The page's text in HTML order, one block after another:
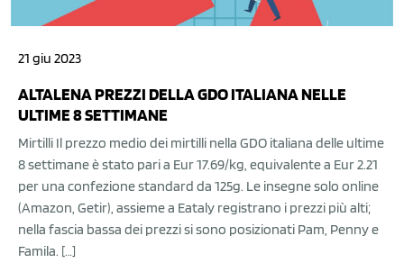
21 giu 2023
ALTALENA PREZZI DELLA GDO ITALIANA NELLE
ULTIME 8 SETTIMANE
Mirtilli Il prezzo medio dei mirtilli nella GDO italiana delle ultime
8 settimane è stato pari a Eur 17.69/kg, equivalente a Eur 2.21
per una confezione standard da 125g. Le insegne solo online
(Amazon, Getir), assieme a Eataly registrano i prezzi più alti;
nella fascia bassa dei prezzi si sono posizionati Pam, Penny e
Famila. […]